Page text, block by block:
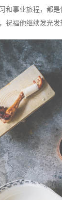
和事业旅程，都
祝福他继续发光发